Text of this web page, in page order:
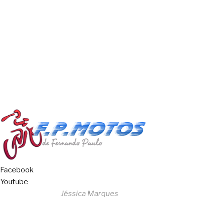
Facebook
Youtube
Jéssica Marques